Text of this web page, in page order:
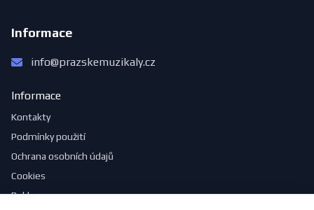
Informace
info@prazskemuzikaly.cz
Informace
Kontakty
Podmínky použití
Ochrana osobních údajů
Cookies
Reklama